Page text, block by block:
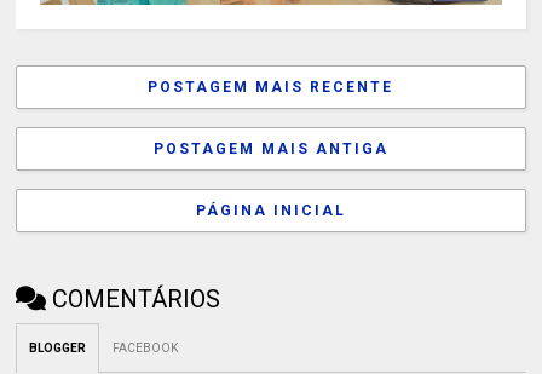
POSTAGEM MAIS RECENTE
POSTAGEM MAIS ANTIGA
PÁGINA INICIAL
COMENTÁRIOS
BLOGGER FACEBOOK